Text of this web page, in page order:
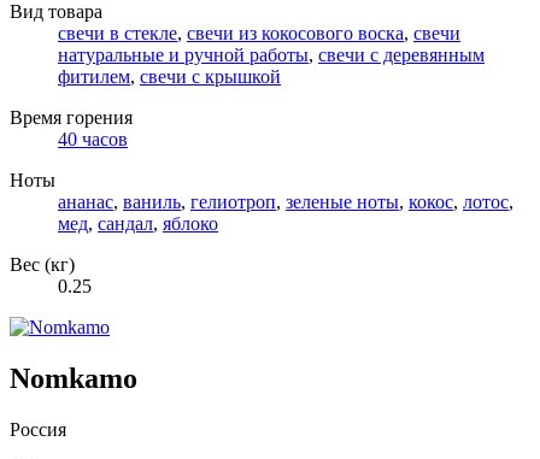
Вид товара
свечи в стекле, свечи из кокосового воска, свечи
натуральные и ручной работы, свечи с деревянным
фитилем, свечи с крышкой
Время горения
40 часов
Ноты
ананас, ваниль, гелиотроп, зеленые ноты, кокос, лотос,
мед, сандал, яблоко
Вес (кг)
0.25
Nomkamo
Россия